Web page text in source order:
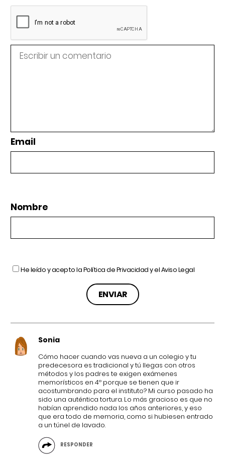
Email
Nombre
He leído y acepto laPolítica de Privacidady elAviso Legal
Sonia
Cómo hacer cuando vas nueva a un colegio y tu
predecesora es tradicional y tú llegas con otros
métodos y los padres te exigen exámenes
memorísticos en 4º porque se tienen que ir
acostumbrando para el instituto? Mi curso pasado ha
sido una auténtica tortura. Lo más gracioso es que no
habían aprendido nada los años anteriores, y eso
que era todo de memoria, como si hubiesen entrado
a un túnel de lavado.
RESPONDER